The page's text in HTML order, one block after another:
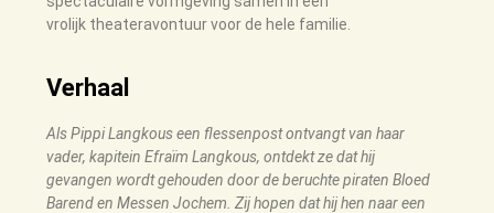
vrolijk theateravontuur voor de hele familie.
Verhaal
Als Pippi Langkous een flessenpost ontvangt van haar
vader, kapitein Efraïm Langkous, ontdekt ze dat hij
gevangen wordt gehouden door de beruchte piraten Bloed
Barend en Messen Jochem. Zij hopen dat hij hennaar een